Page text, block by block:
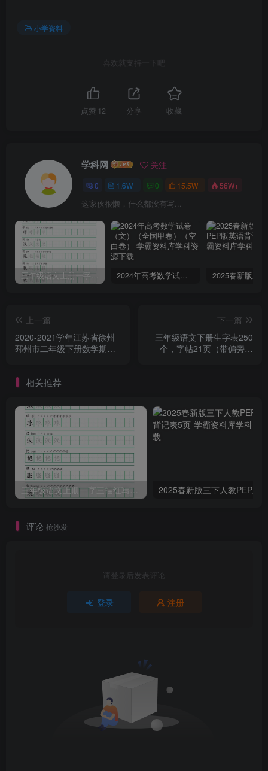
小学资料
喜欢就支持一下吧
点赞 12 分享 收藏
学科网 关注
0 1.6W+ 0 15.5W+ 56W+
这家伙很懒，什么都没有写...
三年级语文上册一字三描红写字表字帖 2024年高考数学试卷（文）（全国甲卷）（空白卷）
上一篇
2020-2021学年江苏省徐州
邳州市二年级下册数学期末
下一篇
三年级语文下册生字表250
个，字帖21页（带偏旁部
相关推荐
三年级语文上册一字三描红写字表字帖
评论 抢沙发
请登录后发表评论
登录 注册